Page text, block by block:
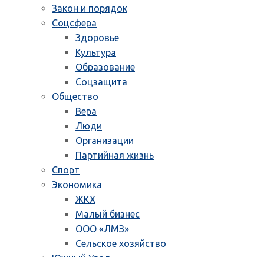
Закон и порядок
Соцсфера
Здоровье
Культура
Образование
Соцзащита
Общество
Вера
Люди
Организации
Партийная жизнь
Спорт
Экономика
ЖКХ
Малый бизнес
ООО «ЛМЗ»
Сельское хозяйство